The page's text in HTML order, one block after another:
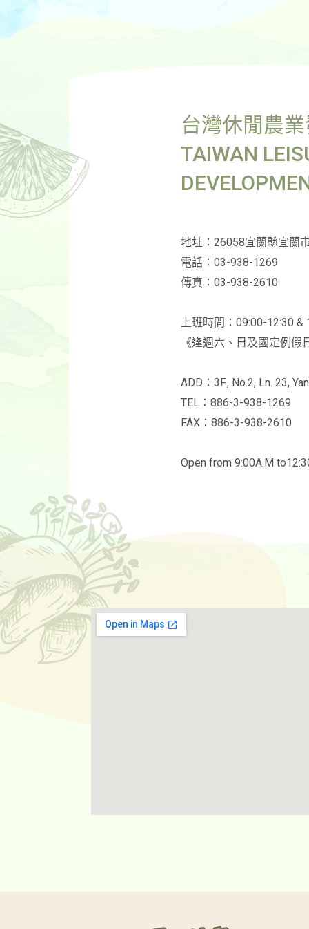
台灣休閒農
TAIWAN
地址：26058宜蘭縣宜蘭
電話：03-938-1269
傳真：03-938-2610
上班時間：09:00-12:30 &
《逢週六、⽇及國定例假
ADD：3F., No.2, Ln. 23,
TEL：886-3-938-1269
FAX：886-3-938-2610
Open from 9:00A.M